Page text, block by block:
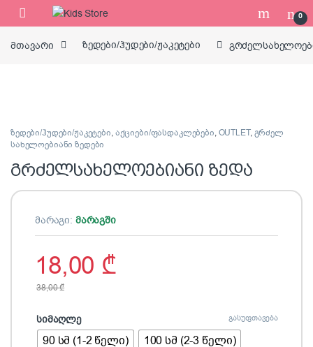
Skip to navigation
Skip to content
0
მთავარი ზედები/ჰუდები/ჟაკეტები
ზედები/ჰუდები/ჟაკეტები,აქციები/ფასდაკლებები,OUTLET,გრძელ
სახელოებიანი ზედები
გრძელსახელოებიანი ზედა
მარაგი: მარაგში
18,00 ₾
38,00₾
სიმაღლე
90 სმ (1-2 წელი)
100 სმ (2-3 წელი)
გასუფთავება